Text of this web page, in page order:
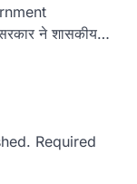
ने शासकीय…
Required